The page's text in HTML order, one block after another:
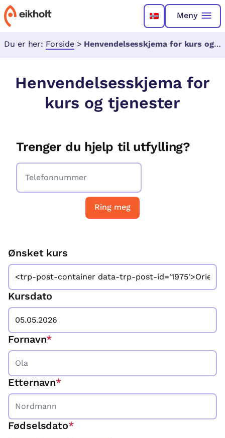
Meny
Du er her: Forside > Henvendelsesskjema for kurs og tjenester
Henvendelsesskjema for
kurs og tjenester
Trenger du hjelp til utfylling?
Ring meg
Ønsket kurs
Kursdato
Fornavn*
Etternavn*
Fødselsdato*